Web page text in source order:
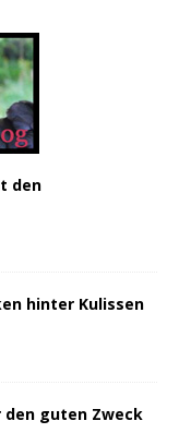
den
hinter Kulissen
den guten Zweck